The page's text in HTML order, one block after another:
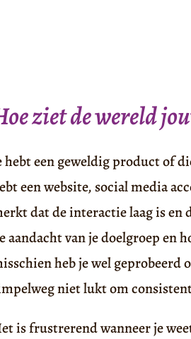
ziet de wereld
hebt een geweldig product of
een website, social media
dat de interactie laag is en
aandacht van je doelgroep en
heb je wel geprobeerd
niet lukt om
is frustrerend wanneer je